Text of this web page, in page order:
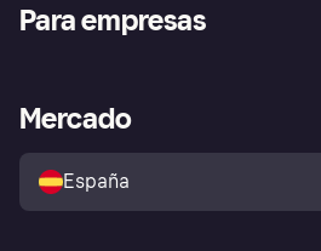
Inicio de sesión
Directorio de tiendas
Política de protección al
comprador de Klarna
Reclamaciones
Para empresas
Acceso empresas
Mercado
España